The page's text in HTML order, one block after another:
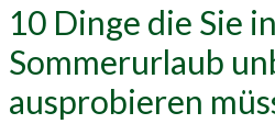
10 Dinge die Sie
Sommerurlaub
ausprobieren